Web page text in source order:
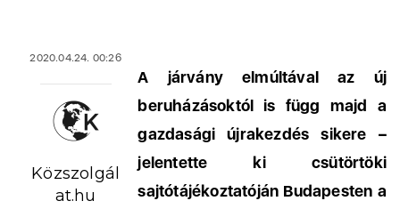
2020.04.24. 00:26
Közszolgál
at.hu
A járvány elmúltával az új
beruházásoktól is függ majd a
gazdasági újrakezdés sikere –
jelentette ki csütörtöki
sajtótájékoztatóján Budapesten a